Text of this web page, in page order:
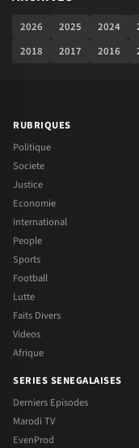
2026 2025 2024
2018
2017 2016
RUBRIQUES
Politique
Societe
Justice
Economie
International
People
Sports
Football
Lutte
Faits Divers
Videos
Afrique
SERIES SENEGALAISES
Derniers Episodes
Marodi TV
EvenProd